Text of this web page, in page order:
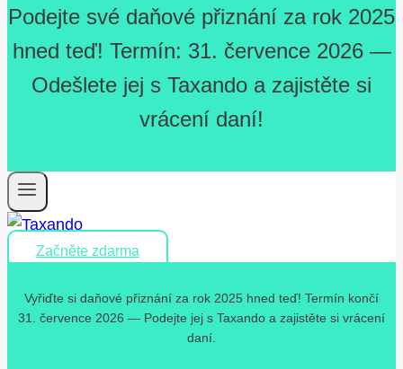
Podejte své daňové přiznání za rok 2025
hned teď! Termín: 31. července 2026 —
Odešlete jej s Taxando a zajistěte si
vrácení daní!
Začněte zdarma
Vyřiďte si daňové přiznání za rok 2025 hned teď! Termín končí
31. července 2026 — Podejte jej s Taxando a zajistěte si vrácení
daní.